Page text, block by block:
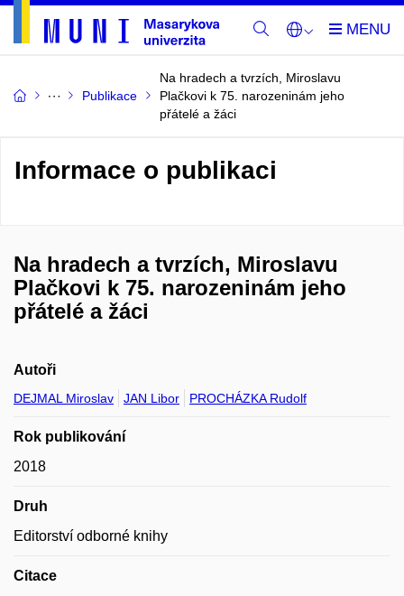
Publikace
Na hradech a tvrzích, Miroslavu
Plačkovi k 75. narozeninám jeho
přátelé a žáci
Informace o publikaci
Na hradech a tvrzích, Miroslavu
Plačkovi k 75. narozeninám jeho
přátelé a žáci
Autoři
DEJMAL Miroslav JAN Libor PROCHÁZKA Rudolf
Rok publikování
2018
Druh
Editorství odborné knihy
Citace